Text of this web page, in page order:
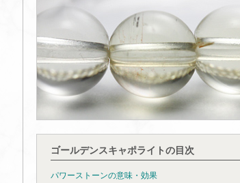
ゴールデンスキャポライトの目次
パワーストーンの意味・効果